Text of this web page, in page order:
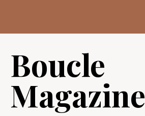
contenu
Boucle
Magazine